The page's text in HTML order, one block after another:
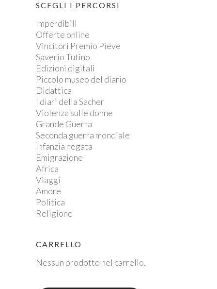
SCEGLI I PERCORSI
Imperdibili
Offerte online
Vincitori Premio Pieve
Saverio Tutino
Edizioni digitali
Piccolo museo del diario
Didattica
I diari della Sacher
Violenza sulle donne
Grande Guerra
Seconda guerra mondiale
Infanzia negata
Emigrazione
Africa
Viaggi
Amore
Politica
Religione
CARRELLO
Nessun prodotto nel carrello.